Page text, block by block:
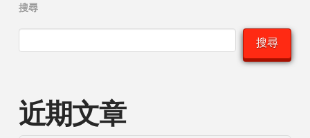
搜尋
搜尋
近期文章